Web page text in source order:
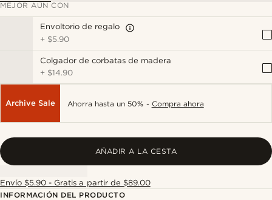
MEJOR AÚN CON
Envoltorio de regalo
+ $5.90
Colgador de corbatas de madera
+ $14.90
Archive Sale Ahorra hasta un 50% - Compra ahora
AÑADIR A LA CESTA
Envío $5.90 - Gratis a partir de $89.00
INFORMACIÓN DEL PRODUCTO